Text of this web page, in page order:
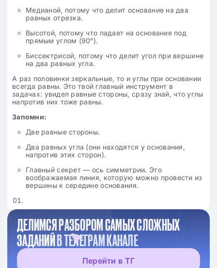
Медианой, потому что делит основание на два
равных отрезка.
Высотой, потому что падает на основание под
прямым углом (90°).
Биссектрисой, потому что делит угол при вершине
на два равных угла.
А раз половинки зеркальные, то и углы при основании
всегда равны. Это твой главный инструмент в
задачах: увидел равные стороны, сразу знай, что углы
напротив них тоже равны.
Запомни:
Две равные стороны.
Два равных угла (они находятся у основания,
напротив этих сторон).
Главный секрет — ось симметрии. Это
воображаемая линия, которую можно провести из
вершины к середине основания.
ДЕЛИМСЯ РАЗБОРОМ САМЫХ СЛОЖНЫХ
ЗАДАНИЙВ ТЕЛЕГРАМ КАНАЛЕ
Перейти в ТГ